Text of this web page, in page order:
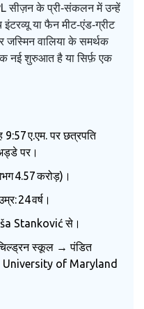
सीज़न के प्री‑संकलन में उन्हें
या फैन मीट‑एंड‑ग्रीट
जस्मिन वालिया के समर्थक
नई शुरुआत है या सिर्फ़ एक
9:57 ए.एम. पर छत्रपति
अड्डे पर।
₹4.57 करोड़)।
24 वर्ष।
Stanković से।
चिल्ड्रन स्कूल → पंडित
University of Maryland